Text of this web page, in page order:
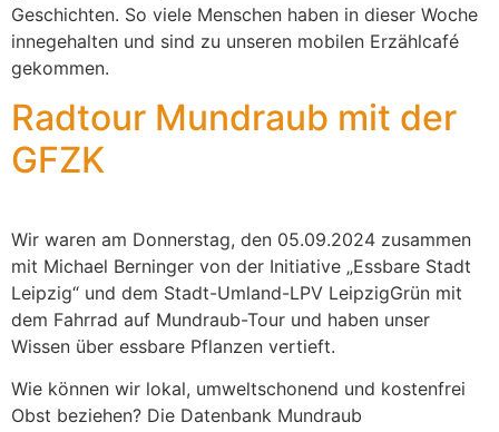
Geschichten. So viele Menschen haben in dieser Woche
innegehalten und sind zu unseren mobilen Erzählcafé
gekommen.
Radtour Mundraub mit der
GFZK
Wir waren am Donnerstag, den 05.09.2024 zusammen
mit Michael Berninger von der Initiative „Essbare Stadt
Leipzig“ und dem Stadt-Umland-LPV LeipzigGrün mit
dem Fahrrad auf Mundraub-Tour und haben unser
Wissen über essbare Pflanzen vertieft.
Wie können wir lokal, umweltschonend und kostenfrei
Obst beziehen? Die Datenbank Mundraub